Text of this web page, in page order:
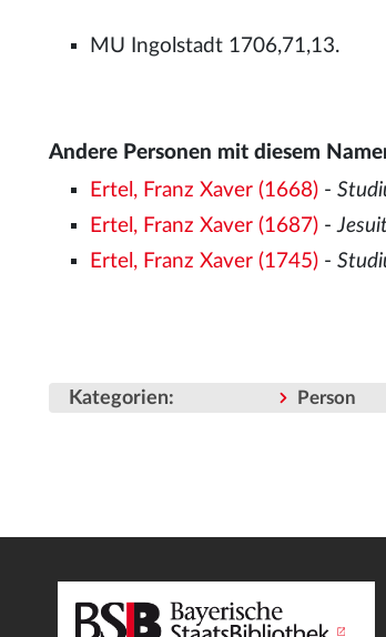
MU Ingolstadt 1706,71,13.
Andere Personen mit diesem
Ertel, Franz Xaver (1668) -
Ertel, Franz Xaver (1687) -
Ertel, Franz Xaver (1745) -
Kategorien: Person